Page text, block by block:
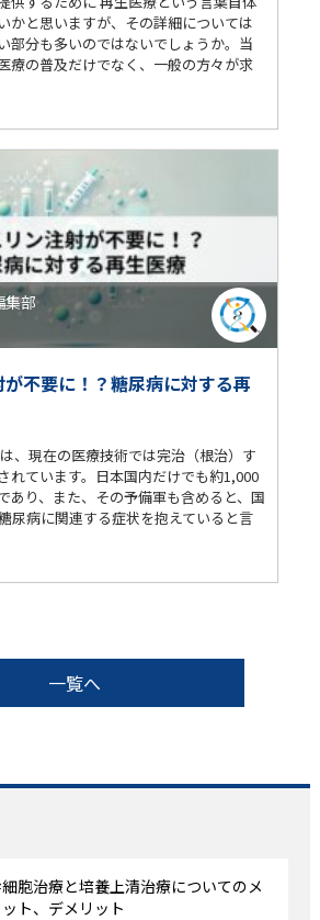
かと思いますが、その詳細については
部分も多いのではないでしょうか。当
療の普及だけでなく、一般の方々が求
集部
不要に！？糖尿病に対する再
、現在の医療技術では完治（根治）す
れています。日本国内だけでも約1,000
あり、また、その予備軍も含めると、国
尿病に関連する症状を抱えていると言
一覧へ
胞治療と培養上清治療についてのメ
ット、デメリット